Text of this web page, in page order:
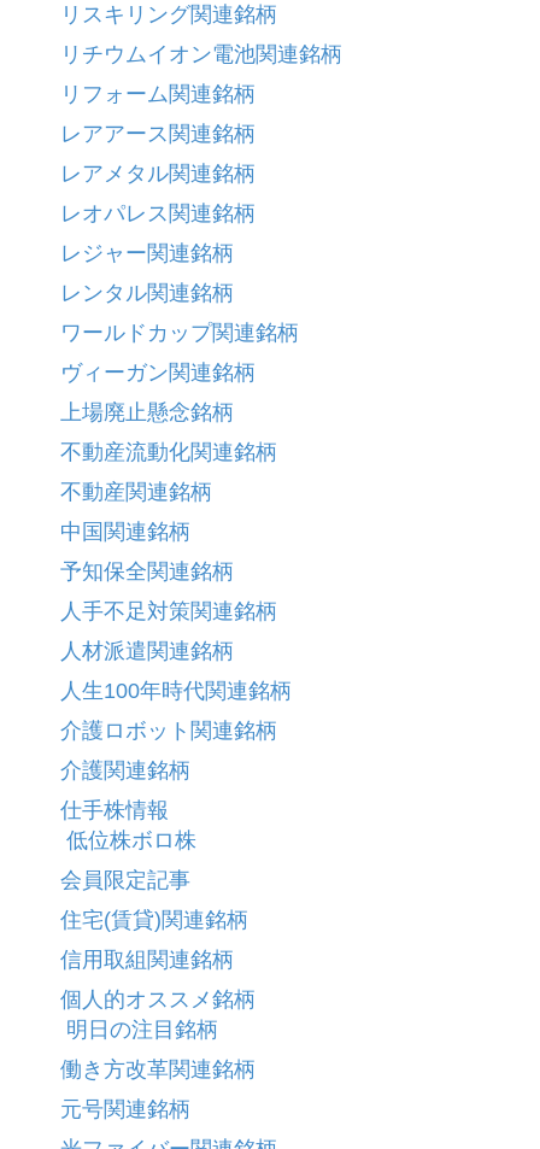
リスキリング関連銘柄
リチウムイオン電池関連銘柄
リフォーム関連銘柄
レアアース関連銘柄
レアメタル関連銘柄
レオパレス関連銘柄
レジャー関連銘柄
レンタル関連銘柄
ワールドカップ関連銘柄
ヴィーガン関連銘柄
上場廃止懸念銘柄
不動産流動化関連銘柄
不動産関連銘柄
中国関連銘柄
予知保全関連銘柄
人手不足対策関連銘柄
人材派遣関連銘柄
人生100年時代関連銘柄
介護ロボット関連銘柄
介護関連銘柄
仕手株情報
低位株ボロ株
会員限定記事
住宅(賃貸)関連銘柄
信用取組関連銘柄
個人的オススメ銘柄
明日の注目銘柄
働き方改革関連銘柄
元号関連銘柄